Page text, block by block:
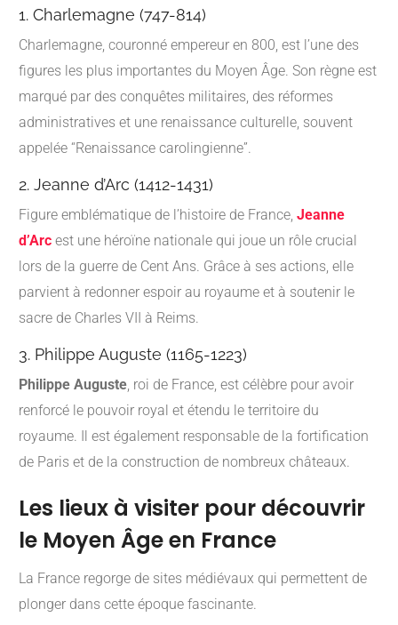
1. Charlemagne (747-814)
Charlemagne, couronné empereur en 800, est l’une des
figures les plus importantes du Moyen Âge. Son règne est
marqué par des conquêtes militaires, des réformes
administratives et une renaissance culturelle, souvent
appelée “Renaissance carolingienne”.
2. Jeanne d’Arc (1412-1431)
Figure emblématique de l’histoire de France, Jeanne
d’Arc est une héroïne nationale qui joue un rôle crucial
lors de la guerre de Cent Ans. Grâce à ses actions, elle
parvient à redonner espoir au royaume et à soutenir le
sacre de Charles VII à Reims.
3. Philippe Auguste (1165-1223)
Philippe Auguste , roi de France, est célèbre pour avoir
renforcé le pouvoir royal et étendu le territoire du
royaume. Il est également responsable de la fortification
de Paris et de la construction de nombreux châteaux.
Les lieux à visiter pour découvrir
le Moyen Âge en France
La France regorge de sites médiévaux qui permettent de
plonger dans cette époque fascinante.